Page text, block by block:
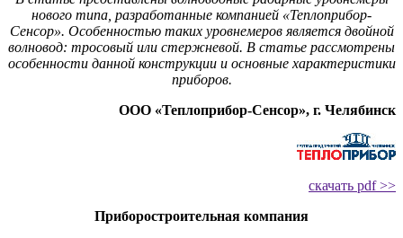
нового типа, разработанные компанией «Теплоприбор-
Сенсор». Особенностью таких уровнемеров является двойной
волновод: тросовый или стержневой. В статье рассмотрены
особенности данной конструкции и основные характеристики
приборов.
ООО «Теплоприбор-Сенсор», г. Челябинск
скачать pdf >>
Приборостроительная компания